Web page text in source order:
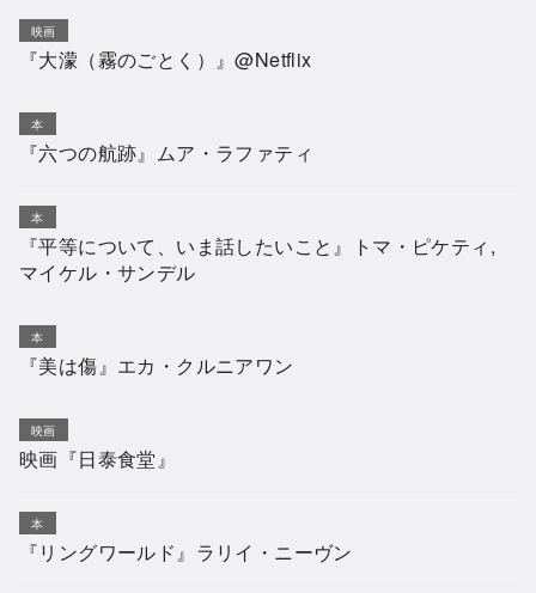
映画
『大濛（霧のごとく）』@Netflix
本
『六つの航跡』ムア・ラファティ
本
『平等について、いま話したいこと』トマ・ピケティ,
マイケル・サンデル
本
『美は傷』エカ・クルニアワン
映画
映画『日泰食堂』
本
『リングワールド』ラリイ・ニーヴン